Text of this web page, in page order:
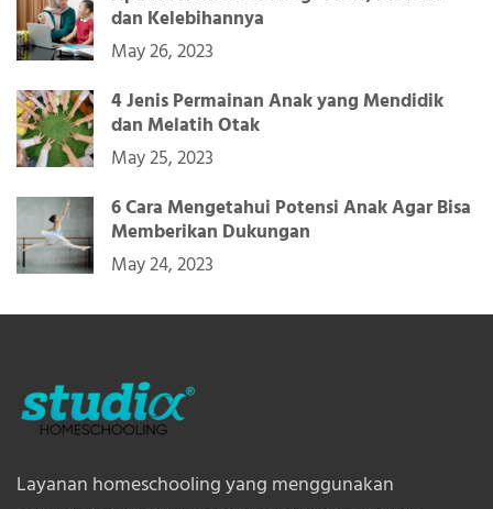
dan Kelebihannya
May 26, 2023
4 Jenis Permainan Anak yang Mendidik
dan Melatih Otak
May 25, 2023
6 Cara Mengetahui Potensi Anak Agar Bisa
Memberikan Dukungan
May 24, 2023
Layanan homeschooling yang menggunakan